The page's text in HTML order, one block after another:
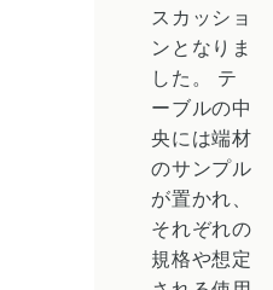
スカッショ
ンとなりま
した。
テ
ーブルの中
央には端材
のサンプル
が置かれ、
それぞれの
規格や想定